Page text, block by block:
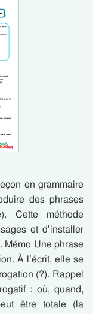
en grammaire
des phrases
Cette méthode
et d’installer
Mémo Une phrase
À l’écrit, elle se
(?). Rappel
: où, quand,
être totale (la